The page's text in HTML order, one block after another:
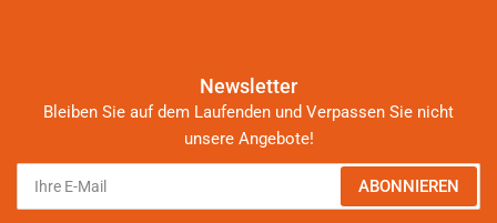
Newsletter
Bleiben Sie auf dem Laufenden und Verpassen Sie nicht
unsere Angebote!
Ihre
Mail
ABONNIEREN